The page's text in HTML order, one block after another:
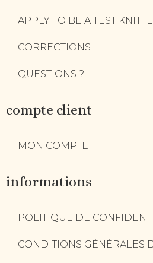
APPLY TO BE A TEST
CORRECTIONS
QUESTIONS ?
compte client
MON COMPTE
informations
POLITIQUE DE
CONDITIONS GÉNÉRALES